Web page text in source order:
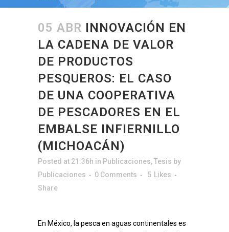
05 ABR INNOVACIÓN EN
LA CADENA DE VALOR
DE PRODUCTOS
PESQUEROS: EL CASO
DE UNA COOPERATIVA
DE PESCADORES EN EL
EMBALSE INFIERNILLO
(MICHOACÁN)
Posted at 21:36h in Publicaciones,Tesis by
Publicaciones
0 Comments 5 Likes
Share
En México, la pesca en aguas continentales es